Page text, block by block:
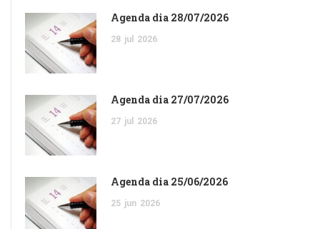
Agenda dia 28/07/2026
28 jul 2026
Agenda dia 27/07/2026
27 jul 2026
Agenda dia 25/06/2026
25 jun 2026